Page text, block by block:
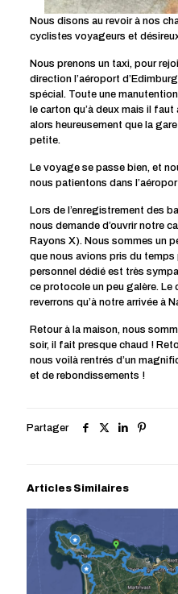
Nous disons au revoir à nos
cyclistes voyageurs et
Nous prenons un taxi, pour
direction l’aéroport
spécial. Toute une
le carton qu’à deux mais il
alors heureusement que la
petite.
Le voyage se passe bien, et
nous patientons dans
Lors de l’enregistrement des
nous demande d’ouvrir notre
Rayons X). Nous sommes un
que nous avions pris du
personnel dédié est très
ce protocole un peu galère. Le
reverrons qu’à notre arrivée à
Retour à la maison, nous
soir, il fait presque chaud !
nous voilà rentrés d’un
et de rebondissements !
Partager
Articles Similaires